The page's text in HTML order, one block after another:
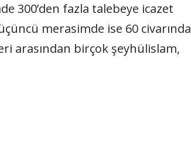
300’den fazla talebeye icazet
merasimde ise 60 civarında
arasından birçok şeyhülislam,